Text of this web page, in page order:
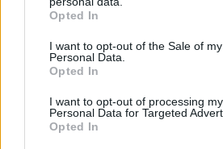
grant or deny consent to Google and
use your data for below specified
consent section.
Opted In
I want to opt-out of the Sale of my
Personal Data.
Opted In
I want to opt-out of processing my
Personal Data for Targeted
Opted In